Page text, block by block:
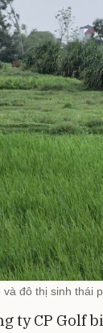
đô thị sinh thái
ty CP Golf